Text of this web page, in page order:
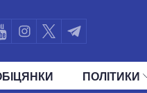
ПОЛIТИКИ